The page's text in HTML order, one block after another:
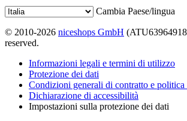
Cambia Paese/lingua
© 2010-2026 niceshops GmbH
reserved.
Informazioni legali e termini di utilizzo
Protezione dei dati
Condizioni generali di contratto e politica
Dichiarazione di accessibilità
Impostazioni sulla protezione dei dati